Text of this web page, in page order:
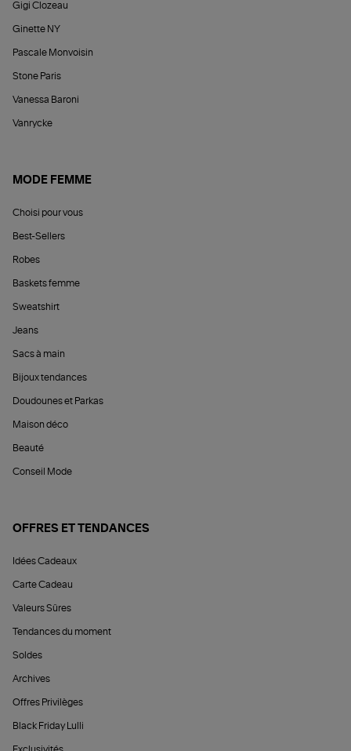
Gigi Clozeau
Ginette NY
Pascale Monvoisin
Stone Paris
Vanessa Baroni
Vanrycke
MODE FEMME
Choisi pour vous
Best-Sellers
Robes
Baskets femme
Sweatshirt
Jeans
Sacs à main
Bijoux tendances
Doudounes et Parkas
Maison déco
Beauté
Conseil Mode
OFFRES ET TENDANCES
Idées Cadeaux
Carte Cadeau
Valeurs Sûres
Tendances du moment
Soldes
Archives
Offres Privilèges
Black Friday Lulli